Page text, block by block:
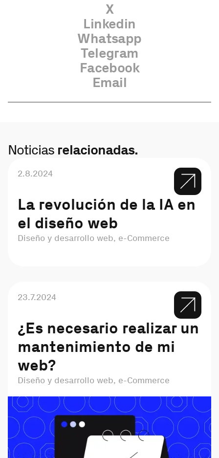
X
Linkedin
Whatsapp
Telegram
Facebook
Email
Noticias relacionadas.
2.8.2024
La revolución de la IA en
el diseño web
Diseño y desarrollo web, e-Commerce
23.7.2024
¿Es necesario realizar un
mantenimiento de mi
web?
Diseño y desarrollo web, e-Commerce